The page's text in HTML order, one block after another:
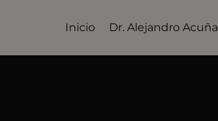
Inicio Dr. Alejandro Acuña